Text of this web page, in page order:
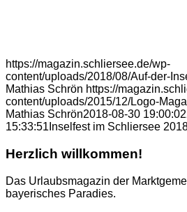
https://magazin.schliersee.de/wp-
content/uploads/2018/08/Auf-der-
Mathias Schrön https://
content/uploads/2015/12/Logo-
Mathias Schrön2018-08-30 19:00:02
15:33:51 Inselfest im Schliersee
Herzlich willkommen!
Das Urlaubsmagazin der
bayerisches Paradies.